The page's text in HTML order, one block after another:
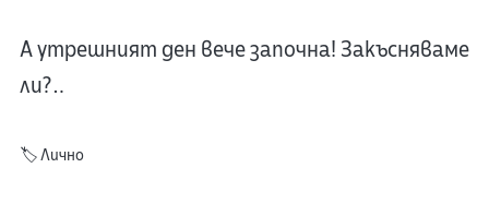
А утрешният ден вече започна! Закъсняваме
ли?…
🏷️Лично